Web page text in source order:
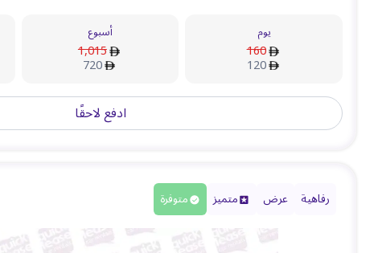
يوم
160
120
أسبوع
1,015
720
ادفع لاحقًا
رفاهية عرض متميز متوفرة